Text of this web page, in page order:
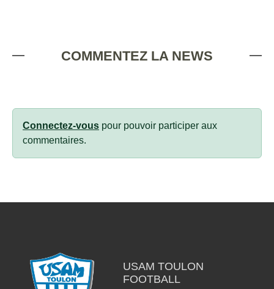
COMMENTEZ LA NEWS
Connectez-vous pour pouvoir participer aux
commentaires.
USAM TOULON
FOOTBALL